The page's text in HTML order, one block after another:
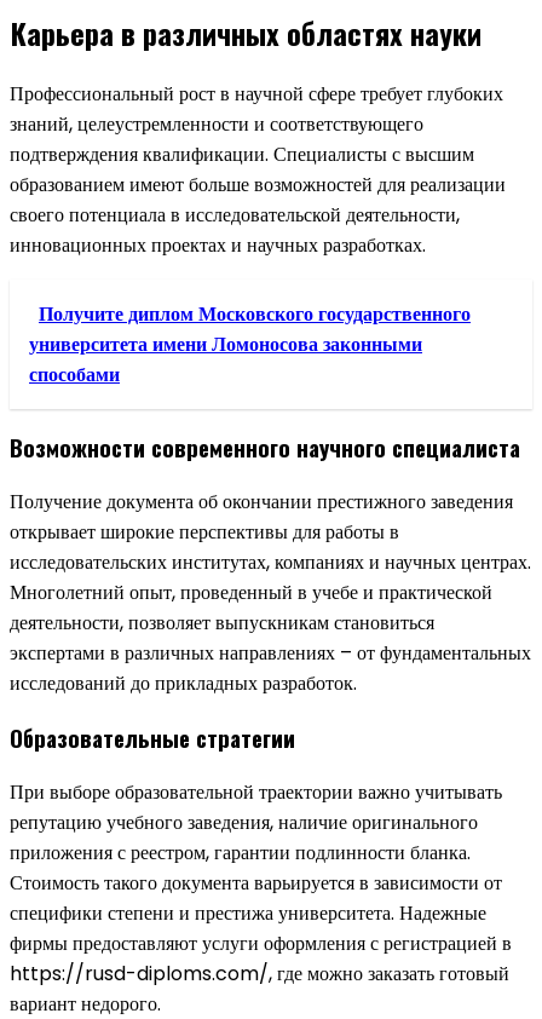
Карьера в различных областях науки
Профессиональный рост в научной сфере требует глубоких
знаний, целеустремленности и соответствующего
подтверждения квалификации. Специалисты с высшим
образованием имеют больше возможностей для реализации
своего потенциала в исследовательской деятельности,
инновационных проектах и научных разработках.
Получите диплом Московского государственного
университета имени Ломоносова законными
способами
Возможности современного научного специалиста
Получение документа об окончании престижного заведения
открывает широкие перспективы для работы в
исследовательских институтах, компаниях и научных центрах.
Многолетний опыт, проведенный в учебе и практической
деятельности, позволяет выпускникам становиться
экспертами в различных направлениях – от фундаментальных
исследований до прикладных разработок.
Образовательные стратегии
При выборе образовательной траектории важно учитывать
репутацию учебного заведения, наличие оригинального
приложения с реестром, гарантии подлинности бланка.
Стоимость такого документа варьируется в зависимости от
специфики степени и престижа университета. Надежные
фирмы предоставляют услуги оформления с регистрацией в
https://rusd-diploms.com/, где можно заказать готовый
вариант недорого.